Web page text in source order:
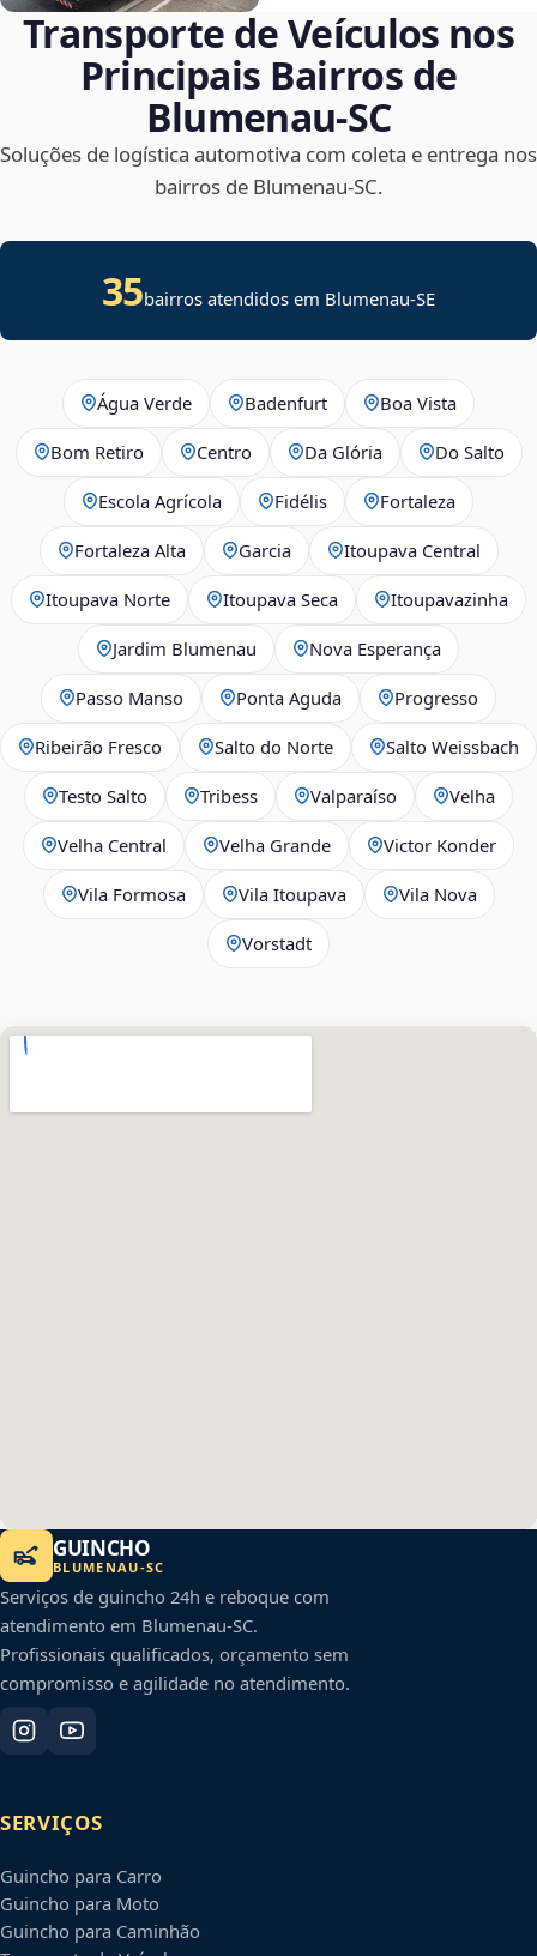
Transporte de Veículos nos
Principais Bairros de
Blumenau‑SC
Soluções de logística automotiva com coleta e entrega nos
bairros de Blumenau‑SC.
35bairros atendidos em Blumenau-SE
Água Verde Badenfurt Boa Vista
Bom Retiro Centro Da Glória Do Salto
Escola Agrícola Fidélis Fortaleza
Fortaleza Alta Garcia Itoupava Central
Itoupava Norte Itoupava Seca Itoupavazinha
Jardim Blumenau Nova Esperança
Passo Manso Ponta Aguda Progresso
Ribeirão Fresco Salto do Norte Salto Weissbach
Testo Salto Tribess Valparaíso Velha
Velha Central Velha Grande Victor Konder
Vila Formosa Vila Itoupava Vila Nova
Vorstadt
GUINCHO
BLUMENAU-SC
Serviços de guincho 24h e reboque com
atendimento em Blumenau-SC.
Profissionais qualificados, orçamento sem
compromisso e agilidade no atendimento.
SERVIÇOS
Guincho para Carro
Guincho para Moto
Guincho para Caminhão